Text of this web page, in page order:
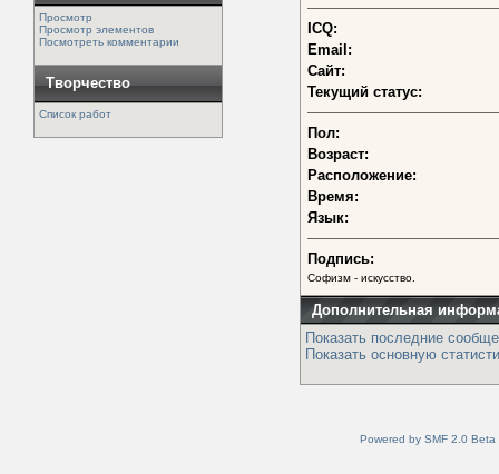
Просмотр
Просмотр элементов
Посмотреть комментарии
Творчество
Список работ
ICQ:
Email:
Сайт:
Текущий статус:
Пол:
Возраст:
Расположение:
Время:
Язык:
Подпись:
Софизм - искусство.
Дополнительная
Показать последние
Показать основную
Powered by SMF 2.0 Beta